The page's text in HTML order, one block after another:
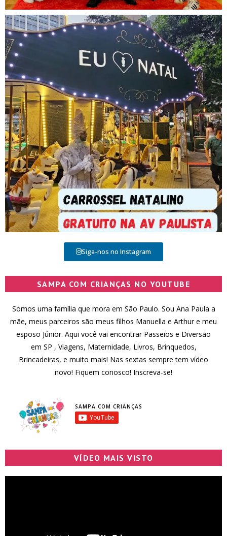
Siga-nos no Instagram
SAMPA COM CRIANÇAS NO YOUTUBE
Somos uma família que mora em São Paulo. Sou Ana Paula a
mãe, meus parceiros são meus filhos Manuella e Arthur e meu
esposo Júnior. Aqui você vai encontrar Passeios e Diversão
em SP , Viagens, Maternidade, Livros, Brinquedos,
Brincadeiras, e muito mais! Nas sextas sempre tem vídeo
novo! Fiquem conosco! Inscreva-se!
SAMPA COM CRIANÇAS
VÍDEO MAIS VISTO